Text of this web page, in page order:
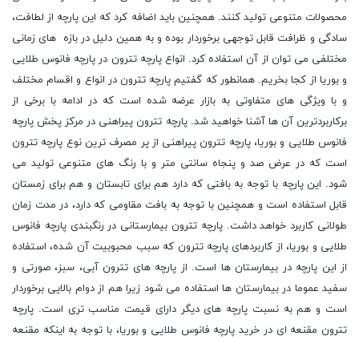
محصولات متنوعی تولید کنند. همچنین باید اضافه کرد که این پارچه از لطافت،
سادگی و ظرافت قابل توجهی برخوردار بوده و به همین دلیل در بازه های زمانی
مختلفی می توان از آن استفاده کرد. انواع پارچه تترون در پارچه فانوس طلایی
و بوریا از کجا بخریم. همانطور که گفتیم پارچه تترون در انواع و اقسام مختلف
و با ویژگی های متفاوتی به بازار عرضه شده است که در ادامه با برخی از
برکاربردترین آن ها آشنا خواهید شد. پارچه تترون پیراهنی در مرکز پخش پارچه
فانوس طلایی و بوریا، پارچه تترون پیراهنی از پر مصرف ترین نوع پارچه تترون
است که در عرض صد و پنجاه سانتی متر و با رنگ های متنوعی تولید می
شود. این پارچه با توجه به بافتی که دارد هم برای تابستان و هم برای زمستان
قابل استفاده است و همچنین با توجه به بافت مقاومی که دارد، در مدت زمان
طولانی کاربرد خواهد داشت. پارچه تترون بیمارستانی در رنگبندی پارچه فانوس
طلایی و بوریا، از کاربردهای پارچه تترون که سبب محبوبیت آن شده، استفاده
از این پارچه در بیمارستان ها است. از پارچه های تترون آبی، سبز، صورتی و
سفید عموما در بیمارستان ها استفاده می شود زیرا هم از دوام بالایی برخوردار
است و هم به نسبت پارچه های دیگر دارای قیمت مناسب تری است. پارچه
تترون مقنعه ای در خرید پارچه فانوس طلایی و بوریا، با توجه به اینکه مقنعه